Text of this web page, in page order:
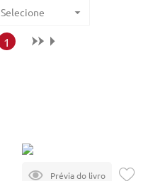
Selecione
Maior preço
1